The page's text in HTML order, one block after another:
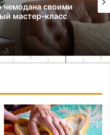
чемодана своими
мастер-класс